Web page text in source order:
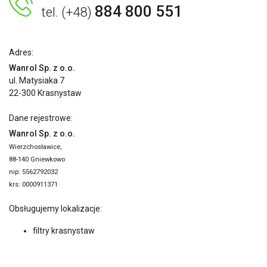
tel. (+48) 884 800 551
Adres:
Wanrol Sp. z o.o.
ul. Matysiaka 7
22-300 Krasnystaw
Dane rejestrowe:
Wanrol Sp. z o.o.
Wierzchosławice,
88-140 Gniewkowo
nip: 5562792032
krs: 0000911371
Obsługujemy lokalizacje:
filtry krasnystaw